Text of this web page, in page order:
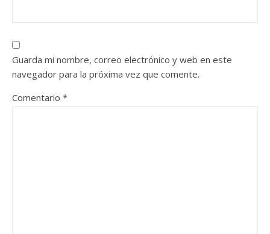
Guarda mi nombre, correo electrónico y web en este
navegador para la próxima vez que comente.
Comentario *